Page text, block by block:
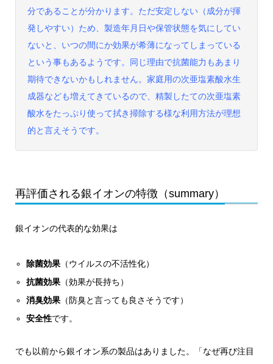
分であることが分かります。ただ安定しない（成分が揮
発しやすい）ため、製造年月日や保管状態を気にしてい
ないと、いつの間にか効果が希薄になってしまっている
という事もあるようです。同じ理由で抗菌能力もあまり
期待できないかもしれません。家庭用の次亜塩素酸水生
成器なども増えてきているので、精製したての次亜塩素
酸水をたっぷり使って拭き掃除する様な利用方法が理想
的と言えそうです。
再評価される銀イオンの特徴（summary）
銀イオンの代表的な効果は
除菌効果 （ウイルスの不活性化）
抗菌効果 （効果が長持ち）
消臭効果 （防臭と言っても良さそうです）
安全性です。
でも以前から銀イオン系の製品はありました。「なぜ再び注目